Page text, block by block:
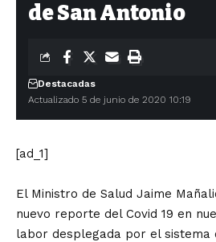
de San Antonio
Actualizado 5 de junio de 2020 10:19
Destacadas
[ad_1]
El Ministro de Salud Jaime
nuevo reporte del Covid 19 en
labor desplegada por el sistema